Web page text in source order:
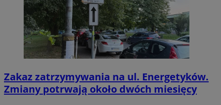
Zakaz zatrzymywania na ul. Energetyków.
Zmiany potrwają około dwóch miesięcy